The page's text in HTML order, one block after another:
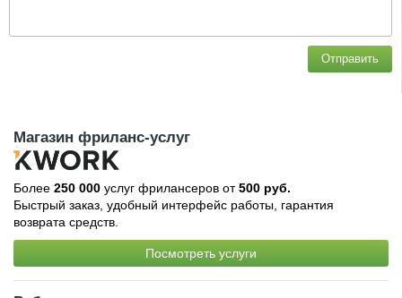
Отправить
Магазин фриланс-услуг
Более 250 000 услуг фрилансеров от500 руб.
Быстрый заказ, удобный интерфейс работы, гарантия
возврата средств.
Посмотреть услуги